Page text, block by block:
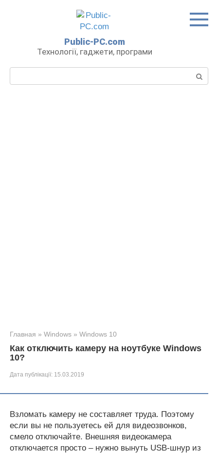
Public-PC.com
Технології, гаджети, програми
Главная » Windows » Windows 10
Как отключить камеру на ноутбуке Windows
10?
Дата публікації: 15.03.2019
Взломать камеру не составляет труда. Поэтому
если вы не пользуетесь ей для видеозвонков,
смело отключайте. Внешняя видеокамера
отключается просто – нужно вынуть USB-шнур из